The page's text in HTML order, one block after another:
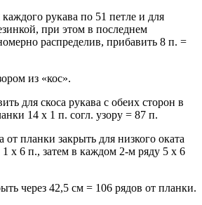
рукава по 51 петле и для
при этом в последнем
распределив, прибавить 8 п. =
из «кос».
для скоса рукава с обеих сторон в
14 x 1 п. согл. узору = 87 п.
от планки закрыть для низкого оката
1 x 6 п., затем в каждом 2-м ряду 5 x 6
через 42,5 см = 106 рядов от планки.